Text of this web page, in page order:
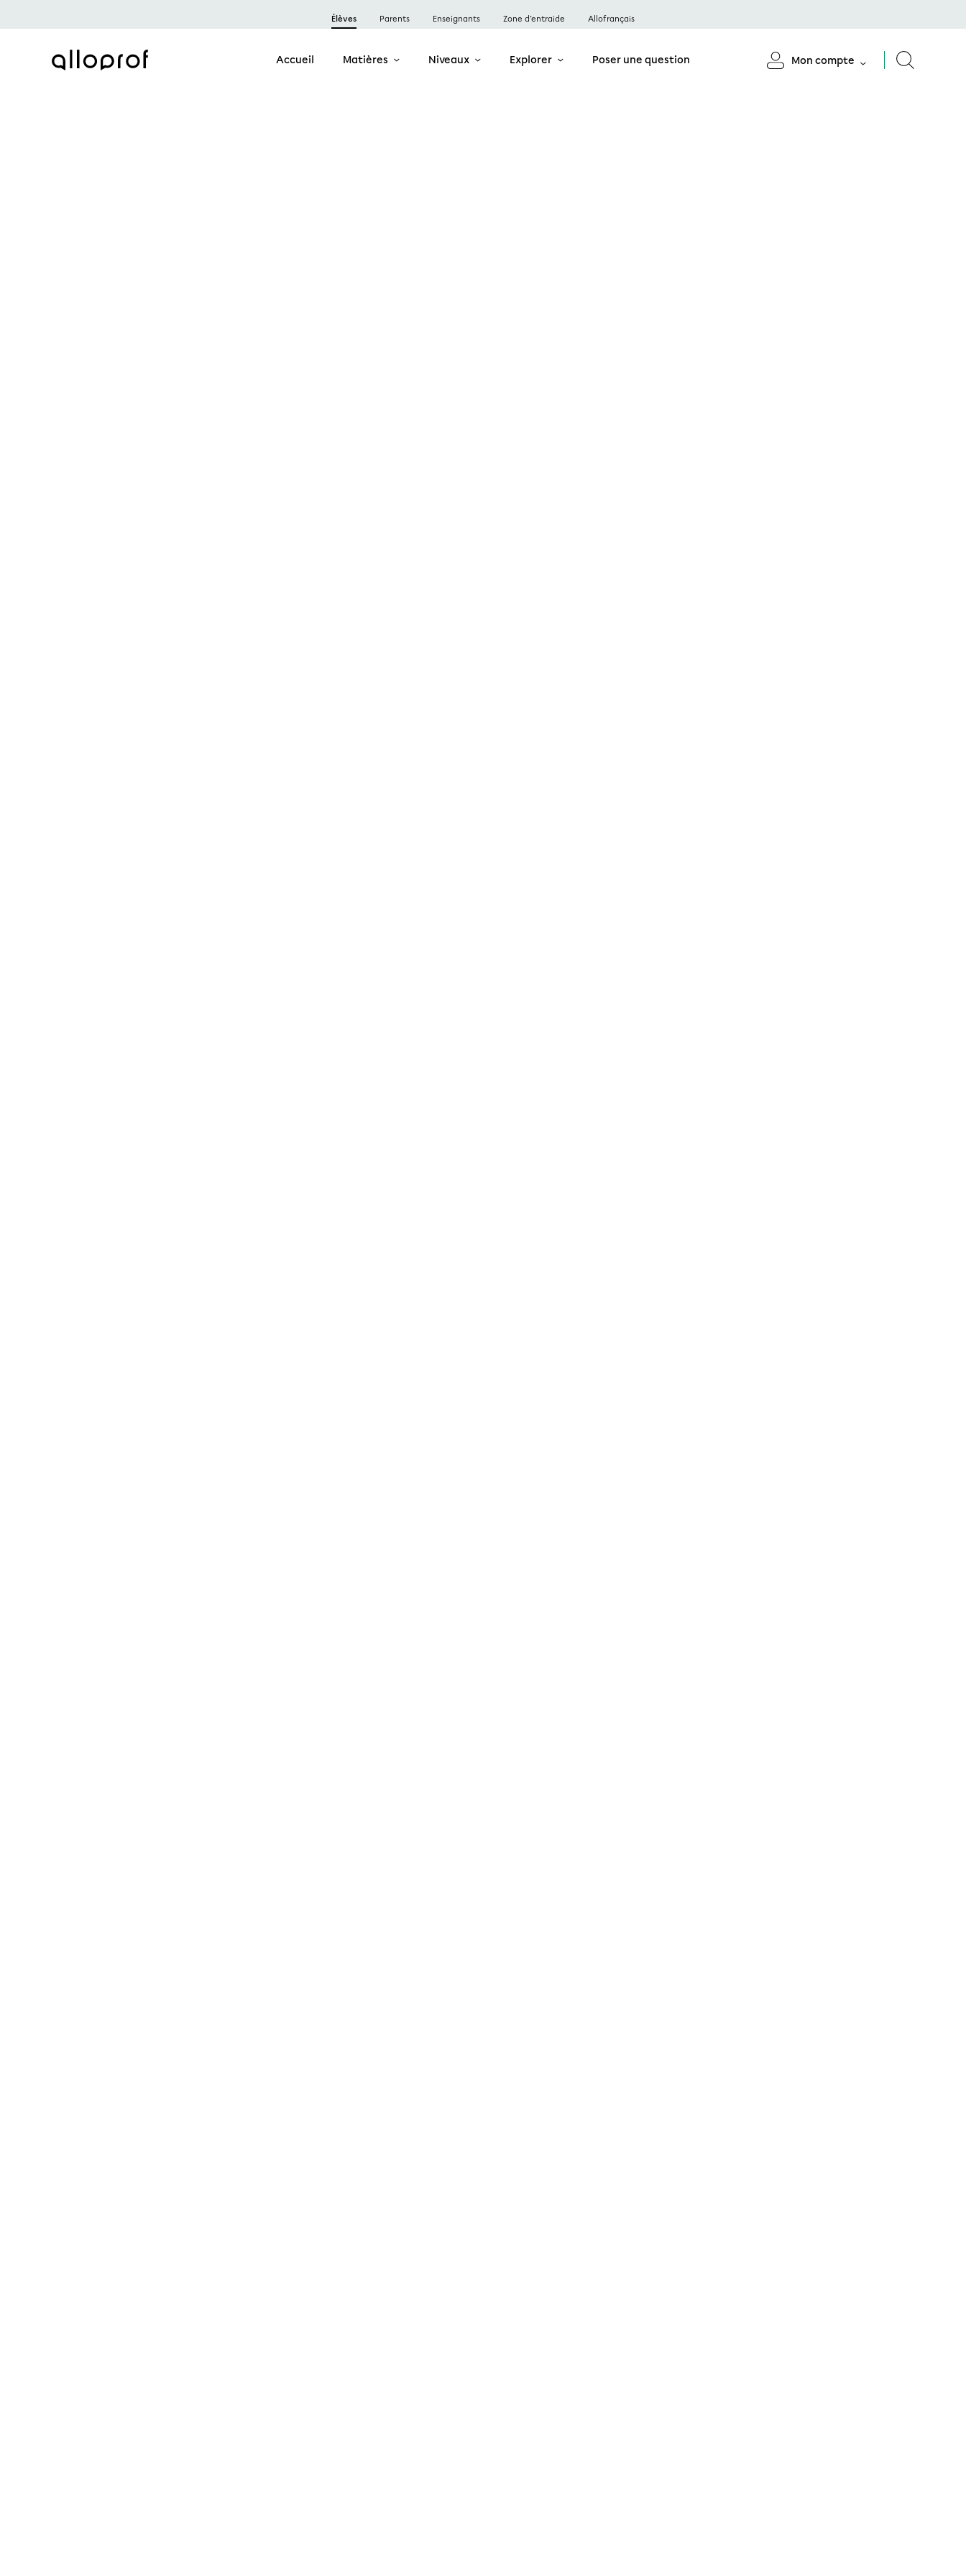
Élèves Parents Enseignants Zone d’entraide Allofrançais
Accueil Matières Niveaux Explorer Poser une question Mon compte